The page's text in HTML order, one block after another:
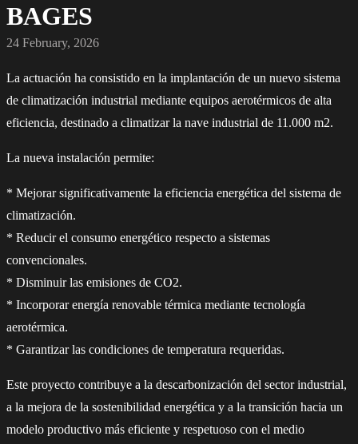
BAGES
24 February, 2026
La actuación ha consistido en la implantación de un nuevo sistema
de climatización industrial mediante equipos aerotérmicos de alta
eficiencia, destinado a climatizar la nave industrial de 11.000 m2.
La nueva instalación permite:
* Mejorar significativamente la eficiencia energética del sistema de
climatización.
* Reducir el consumo energético respecto a sistemas
convencionales.
* Disminuir las emisiones de CO2.
* Incorporar energía renovable térmica mediante tecnología
aerotérmica.
* Garantizar las condiciones de temperatura requeridas.
Este proyecto contribuye a la descarbonización del sector industrial,
a la mejora de la sostenibilidad energética y a la transición hacia un
modelo productivo más eficiente y respetuoso con el medio